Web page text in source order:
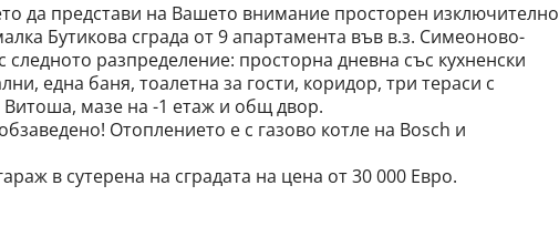
да представи на Вашето внимание просторен изключително
Бутикова сграда от 9 апартамента във в.з. Симеоново-
разпределение: просторна дневна със кухненски
една баня, тоалетна за гости, коридор, три тераси с
мазе на -1 етаж и общ двор.
Отоплението е с газово котле на Bosch и
в сутерена на сградата на цена от 30 000 Евро.